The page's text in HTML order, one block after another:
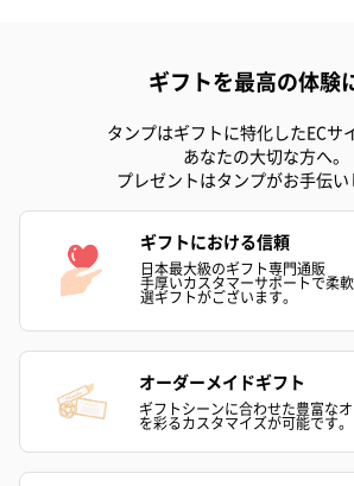
ギフトを最高の体験
タンプはギフトに特化したECサ
あなたの大切な方へ。
プレゼントはタンプがお手伝い
ギフトにおける信頼
日本最大級のギフト専門通販
手厚いカスタマーサポートで柔
選ギフトがございます。
オーダーメイドギフト
ギフトシーンに合わせた豊富な
を彩るカスタマイズが可能です。